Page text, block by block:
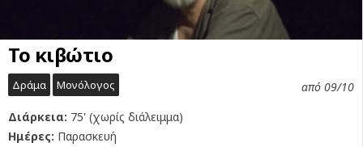
Το κιβώτιο
Δράμα Μονόλογος
από 09/10
Διάρκεια: 75' (χωρίς διάλειμμα)
Ημέρες: Παρασκευή